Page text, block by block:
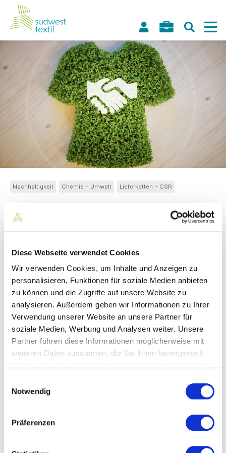
Diese Webseite verwendet Cookies
Wir verwenden Cookies, um Inhalte und Anzeigen zu
personalisieren, Funktionen für soziale Medien anbieten
zu können und die Zugriffe auf unsere Website zu
analysieren. Außerdem geben wir Informationen zu Ihrer
Verwendung unserer Website an unsere Partner für
soziale Medien, Werbung und Analysen weiter. Unsere
Partner führen diese Informationen möglicherweise mit
weiteren Daten zusammen, die Sie ihnen bereitgestellt
Notwendig
Präferenzen
// Innovation + Nachhaltigkeit
Nachhaltigkeit Chemie + Umwelt Lieferketten + CSR
nachhaltige Textilbeschaffung
Nachdem die Bundesregierung Anfang 2021 einen
Leitfaden für die nachhaltige Textilbeschaffung der
Bundesverwaltung veröffentlicht hat, lädt sie nun zu
einer Dialogveranstaltung am 22. März 2021 ein.
Im Auftrag des Bundesministeriums für wirtschaftliche
Zusammenarbeit und Entwicklung (BMZ) lädt das
22. März 2021 von 09.00 Uhr bis
11:30 Uhr zu einer Dialogveranstaltung zur Vorstellung des
Die Veranstaltung richtet sich an
Textilunternehmen sowie an weitere interessierte Akteure,
wie zum Beispiel Standardorganisationen oder die